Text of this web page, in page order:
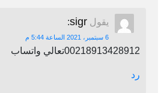
يقول sigr
:
6 سبتمبر، 2021 الساعة 5:44 م
00218913428912تعالي واتساب
رد